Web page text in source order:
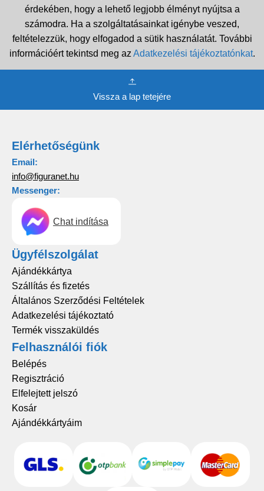
érdekében, hogy a lehető legjobb élményt nyújtsa a
számodra. Ha a szolgáltatásainkat igénybe veszed,
feltételezzük, hogy elfogadod a sütik használatát. További
információért tekintsd meg az Adatkezelési tájékoztatónkat.
Vissza a lap tetejére
Elérhetőségünk
Email:
info@figuranet.hu
Messenger:
Chat indítása
Ügyfélszolgálat
Ajándékkártya
Szállítás és fizetés
Általános Szerződési Feltételek
Adatkezelési tájékoztató
Termék visszaküldés
Felhasználói fiók
Belépés
Regisztráció
Elfelejtett jelszó
Kosár
Ajándékkártyáim